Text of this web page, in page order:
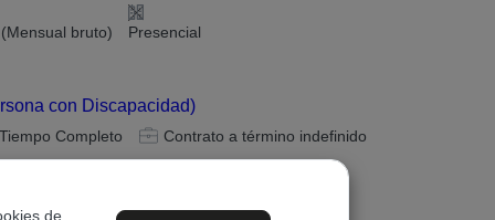
bruto) Presencial
con Discapacidad)
Tiempo Completo Contrato a término indefinido
de